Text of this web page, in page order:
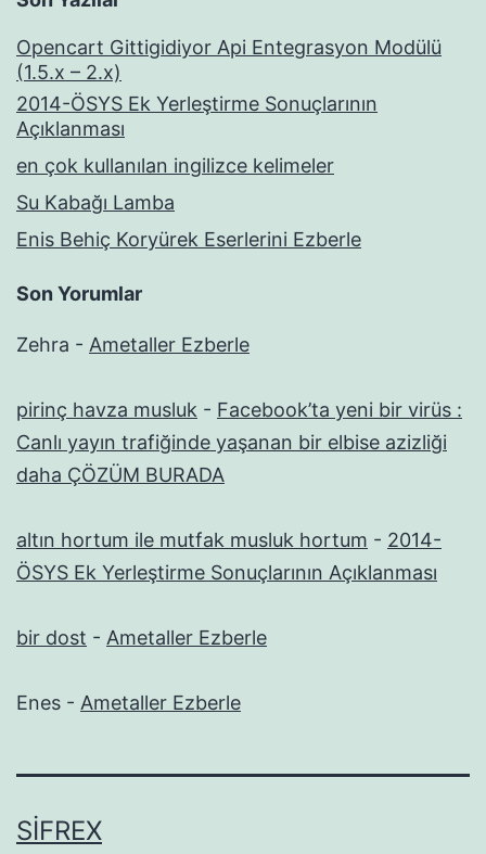
Opencart Gittigidiyor Api Entegrasyon Modülü
(1.5.x – 2.x)
2014-ÖSYS Ek Yerleştirme Sonuçlarının
Açıklanması
en çok kullanılan ingilizce kelimeler
Su Kabağı Lamba
Enis Behiç Koryürek Eserlerini Ezberle
Son Yorumlar
Zehra - Ametaller Ezberle
pirinç havza musluk - Facebook’ta yeni bir virüs :
Canlı yayın trafiğinde yaşanan bir elbise azizliği
daha ÇÖZÜM BURADA
altın hortum ile mutfak musluk hortum - 2014-
ÖSYS Ek Yerleştirme Sonuçlarının Açıklanması
bir dost - Ametaller Ezberle
Enes - Ametaller Ezberle
SIFREX